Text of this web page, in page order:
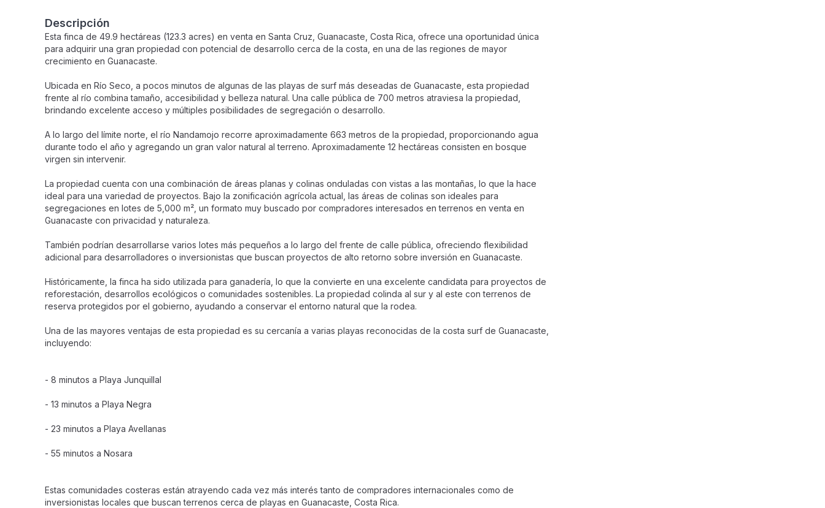
Descripción
Esta finca de 49.9 hectáreas (123.3 acres) en venta en Santa Cruz, Guanacaste, Costa Rica, ofrece una oportunidad única
para adquirir una gran propiedad con potencial de desarrollo cerca de la costa, en una de las regiones de mayor
crecimiento en Guanacaste.
Ubicada en Río Seco, a pocos minutos de algunas de las playas de surf más deseadas de Guanacaste, esta propiedad
frente al río combina tamaño, accesibilidad y belleza natural. Una calle pública de 700 metros atraviesa la propiedad,
brindando excelente acceso y múltiples posibilidades de segregación o desarrollo.
A lo largo del límite norte, el río Nandamojo recorre aproximadamente 663 metros de la propiedad, proporcionando agua
durante todo el año y agregando un gran valor natural al terreno. Aproximadamente 12 hectáreas consisten en bosque
virgen sin intervenir.
La propiedad cuenta con una combinación de áreas planas y colinas onduladas con vistas a las montañas, lo que la hace
ideal para una variedad de proyectos. Bajo la zonificación agrícola actual, las áreas de colinas son ideales para
segregaciones en lotes de 5,000 m², un formato muy buscado por compradores interesados en terrenos en venta en
Guanacaste con privacidad y naturaleza.
También podrían desarrollarse varios lotes más pequeños a lo largo del frente de calle pública, ofreciendo flexibilidad
adicional para desarrolladores o inversionistas que buscan proyectos de alto retorno sobre inversión en Guanacaste.
Históricamente, la finca ha sido utilizada para ganadería, lo que la convierte en una excelente candidata para proyectos de
reforestación, desarrollos ecológicos o comunidades sostenibles. La propiedad colinda al sur y al este con terrenos de
reserva protegidos por el gobierno, ayudando a conservar el entorno natural que la rodea.
Una de las mayores ventajas de esta propiedad es su cercanía a varias playas reconocidas de la costa surf de Guanacaste,
incluyendo:
- 8 minutos a Playa Junquillal
- 13 minutos a Playa Negra
- 23 minutos a Playa Avellanas
- 55 minutos a Nosara
Estas comunidades costeras están atrayendo cada vez más interés tanto de compradores internacionales como de
inversionistas locales que buscan terrenos cerca de playas en Guanacaste, Costa Rica.